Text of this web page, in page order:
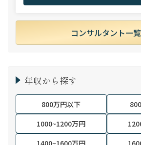
コンサルタント一覧
年収から探す
800万円以下
1000~1200万円
1400~1600万円